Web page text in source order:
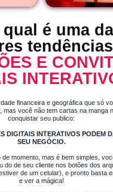
qual é uma
E
financeira e geográfica que só
mas você não tem cartas na manga
conquistar seu publico:
DIGITAIS INTERATIVOS PODEM
SEU NEGÓCIO.
momento, mas é bem simples,
do de seu cliente nos botões dos
de um celular), e pronto basta
e ver a mágica!